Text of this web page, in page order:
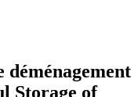
déménagement
Storage of